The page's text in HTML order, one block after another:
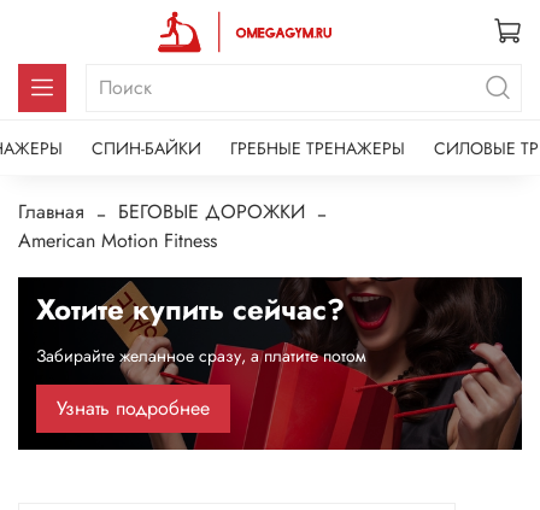
СПИН-БАЙКИ ГРЕБНЫЕ ТРЕНАЖЕРЫ СИЛОВЫЕ
Главная
БЕГОВЫЕ ДОРОЖКИ
American Motion Fitness
Хотите купить сейчас?
Забирайте желанное сразу, а платите потом
Узнать подробнее